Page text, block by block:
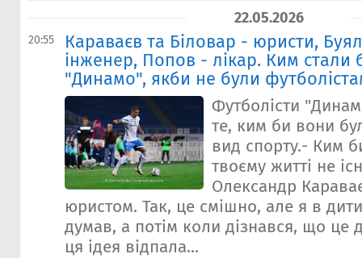
22.05.2026
20:55
Караваєв та Біловар - юристи,
інженер, Попов - лікар. Ким стали
"Динамо", якби не були
Футболісти
те, ким би вони
вид спорту.- Ким
твоєму житті не
Олександр
юристом. Так, це смішно, але я в
думав, а потім коли дізнався, що це
ця ідея відпала...